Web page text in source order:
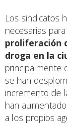
Los sindicatos
necesarias
proliferación
droga en la
principalmente
se han
incremento de
han
a los propios